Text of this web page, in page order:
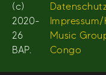
(c)
2020-
26
BAP.
Music
Congo